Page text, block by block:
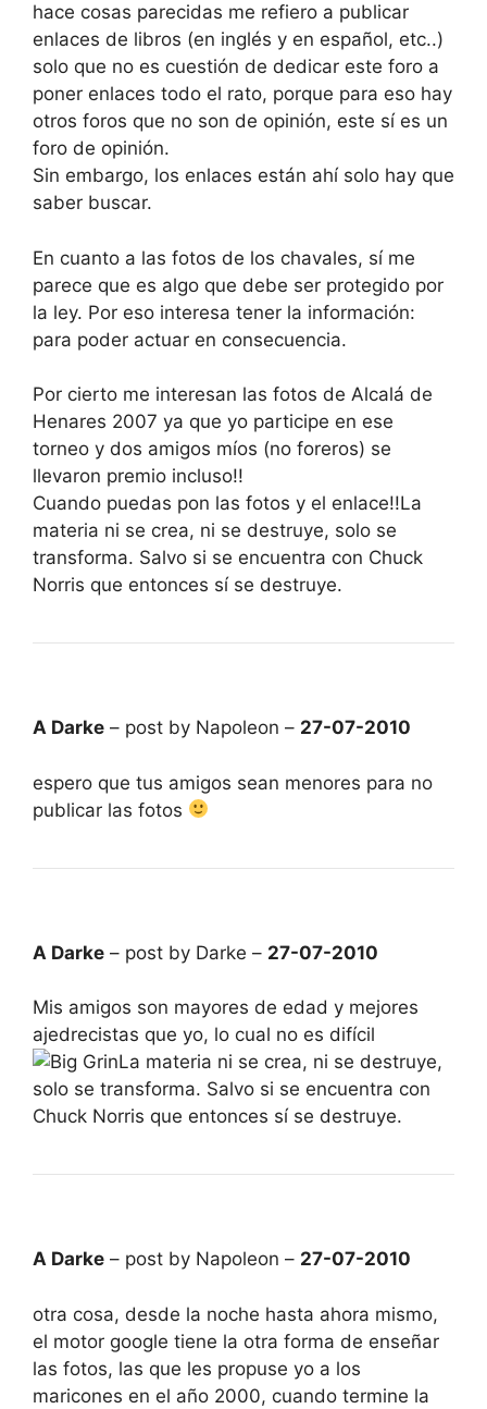
hace cosas parecidas me refiero a publicar
enlaces de libros (en inglés y en español, etc..)
solo que no es cuestión de dedicar este foro a
poner enlaces todo el rato, porque para eso hay
otros foros que no son de opinión, este sí es un
foro de opinión.
Sin embargo, los enlaces están ahí solo hay que
saber buscar.
En cuanto a las fotos de los chavales, sí me
parece que es algo que debe ser protegido por
la ley. Por eso interesa tener la información:
para poder actuar en consecuencia.
Por cierto me interesan las fotos de Alcalá de
Henares 2007 ya que yo participe en ese
torneo y dos amigos míos (no foreros) se
llevaron premio incluso!!
Cuando puedas pon las fotos y el enlace!!La
materia ni se crea, ni se destruye, solo se
transforma. Salvo si se encuentra con Chuck
Norris que entonces sí se destruye.
A Darke – post by Napoleon – 27-07-2010
espero que tus amigos sean menores para no
publicar las fotos
A Darke – post by Darke – 27-07-2010
Mis amigos son mayores de edad y mejores
ajedrecistas que yo, lo cual no es difícil
La materia ni se crea, ni se destruye,
solo se transforma. Salvo si se encuentra con
Chuck Norris que entonces sí se destruye.
A Darke – post by Napoleon – 27-07-2010
otra cosa, desde la noche hasta ahora mismo,
el motor google tiene la otra forma de enseñar
las fotos, las que les propuse yo a los
maricones en el año 2000, cuando termine la